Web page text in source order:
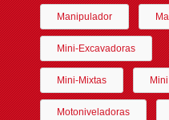
Manipulador
Mini-Excavadoras
Mini-Mixtas
Motoniveladoras